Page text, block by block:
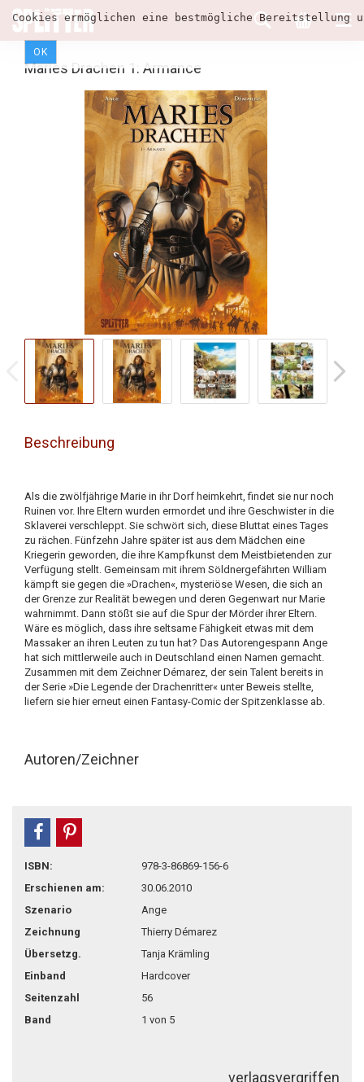
Cookies ermöglichen eine bestmögliche
OK
Maries Drachen 1: Armance
Beschreibung
Als die zwölfjährige Marie in ihr Dorf heimkehrt, findet sie nur noch
Ruinen vor. Ihre Eltern wurden ermordet und ihre Geschwister in die
Sklaverei verschleppt. Sie schwört sich, diese Bluttat eines Tages
zu rächen. Fünfzehn Jahre später ist aus dem Mädchen eine
Kriegerin geworden, die ihre Kampfkunst dem Meistbietenden zur
Verfügung stellt. Gemeinsam mit ihrem Söldnergefährten William
kämpft sie gegen die »Drachen«, mysteriöse Wesen, die sich an
der Grenze zur Realität bewegen und deren Gegenwart nur Marie
wahrnimmt. Dann stößt sie auf die Spur der Mörder ihrer Eltern.
Wäre es möglich, dass ihre seltsame Fähigkeit etwas mit dem
Massaker an ihren Leuten zu tun hat? Das Autorengespann Ange
hat sich mittlerweile auch in Deutschland einen Namen gemacht.
Zusammen mit dem Zeichner Démarez, der sein Talent bereits in
der Serie »Die Legende der Drachenritter« unter Beweis stellte,
liefern sie hier erneut einen Fantasy-Comic der Spitzenklasse ab.
Autoren/Zeichner
teilen
ISBN:
978-3-86869-156-6
Erschienen am:
30.06.2010
Szenario
Ange
Zeichnung
Thierry Démarez
Übersetzg.
Tanja Krämling
Einband
Hardcover
Seitenzahl
56
Band
1 von 5
verlagsvergriffen